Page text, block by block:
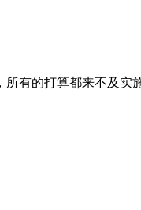
有的打算都来不及实施